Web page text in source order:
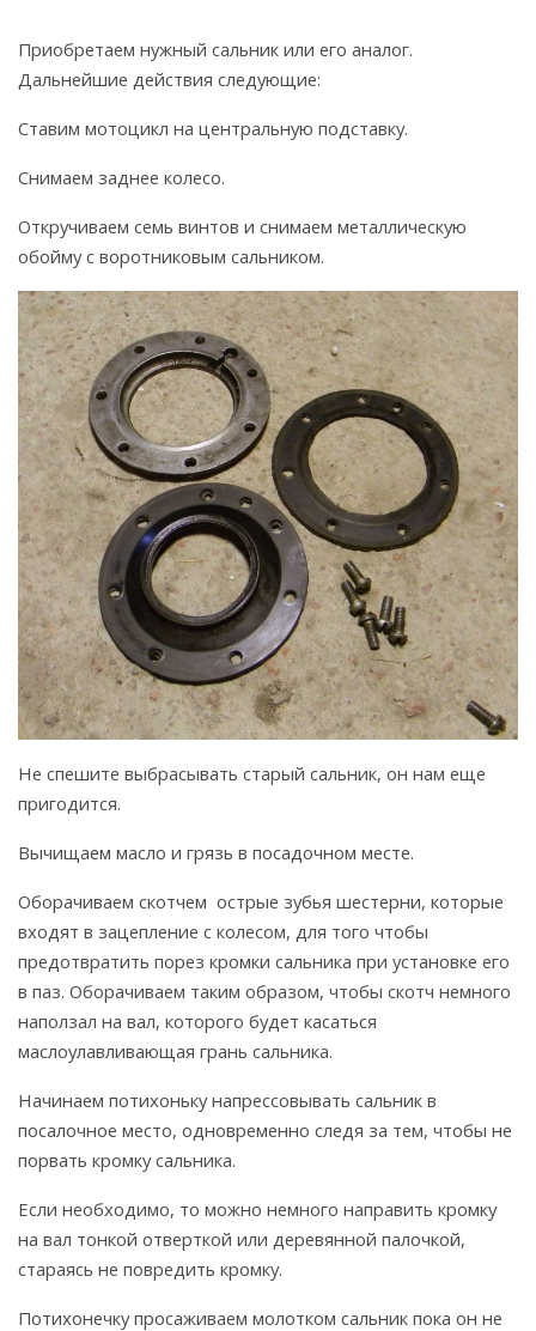
Приобретаем нужный сальник или его аналог.
Дальнейшие действия следующие:
Ставим мотоцикл на центральную подставку.
Снимаем заднее колесо.
Откручиваем семь винтов и снимаем металлическую
обойму с воротниковым сальником.
Не спешите выбрасывать старый сальник, он нам еще
пригодится.
Вычищаем масло и грязь в посадочном месте.
Оборачиваем скотчем острые зубья шестерни, которые
входят в зацепление с колесом, для того чтобы
предотвратить порез кромки сальника при установке его
в паз. Оборачиваем таким образом, чтобы скотч немного
наползал на вал, которого будет касаться
маслоулавливающая грань сальника.
Начинаем потихоньку напрессовывать сальник в
посалочное место, одновременно следя за тем, чтобы не
порвать кромку сальника.
Если необходимо, то можно немного направить кромку
на вал тонкой отверткой или деревянной палочкой,
стараясь не повредить кромку.
Потихонечку просаживаем молотком сальник пока он не